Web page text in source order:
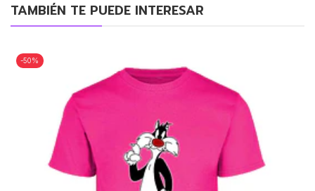
TAMBIÉN TE PUEDE INTERESAR
-50%